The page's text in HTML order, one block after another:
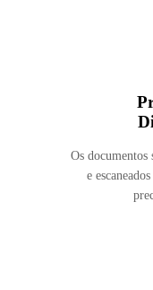
Os documentos
e